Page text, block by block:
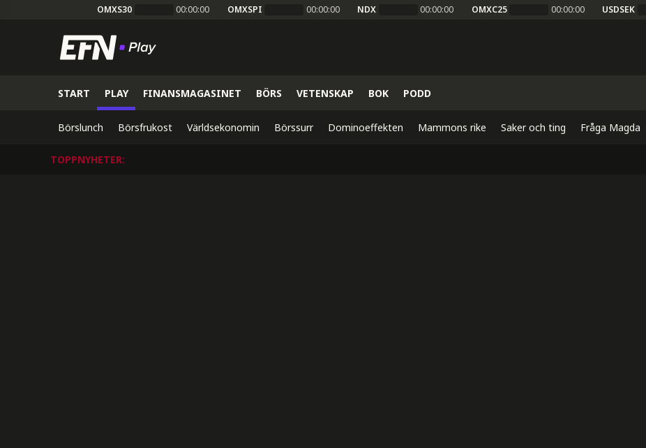
OMXS30 00:00:00 OMXSPI 00:00:00 NDX 00:00:00 OMXC25 00:00:00 USDSEK
START PLAY FINANSMAGASINET BÖRS VETENSKAP BOK PODD
Börslunch Börsfrukost Världsekonomin Börssurr Dominoeffekten Mammons rike Saker och ting Fråga Magda
TOPPNYHETER: